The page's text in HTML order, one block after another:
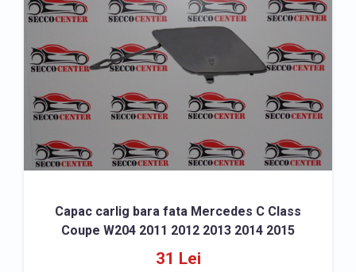
Capac carlig bara fata Mercedes C Class
Coupe W204 2011 2012 2013 2014 2015
31 Lei